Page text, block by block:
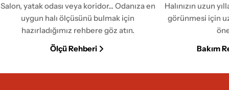
Salon, yatak odası veya koridor... Odanıza en
uygun halı ölçüsünü bulmak için
hazırladığımız rehbere göz atın.
Ölçü Rehberi
Halınızın uzun
görünmesi için
Bakım